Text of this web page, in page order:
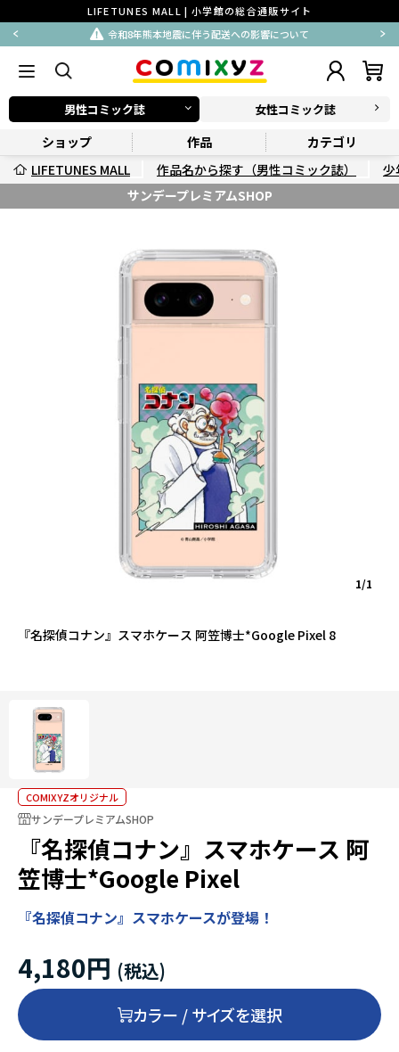
LIFETUNES MALL | 小学館の総合通販サイト
令和8年熊本地震に伴う配送への影響について
男性コミック誌 女性コミック誌
ショップ 作品
カテゴリ
LIFETUNES MALL
作品名から探す（男性コミック誌）
少
サンデープレミアムSHOP
『名探偵コナン』スマホケース 阿笠博士*Google Pixel 8
1/1
COMIXYZオリジナル
サンデープレミアムSHOP
『名探偵コナン』スマホケース 阿
笠博士*Google Pixel
『名探偵コナン』スマホケースが登場！
4,180円
カラー / サイズを選択